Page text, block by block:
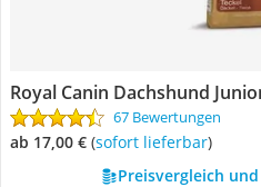
Royal Canin Dachshund
67 Bewertungen
ab 17,00 € ( Sofort lieferbar)
Preisvergleich